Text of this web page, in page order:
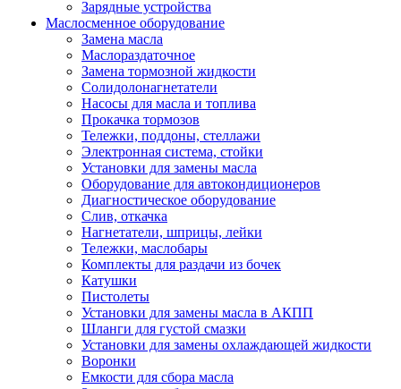
Зарядные устройства
Маслосменное оборудование
Замена масла
Маслораздаточное
Замена тормозной жидкости
Солидолонагнетатели
Насосы для масла и топлива
Прокачка тормозов
Тележки, поддоны, стеллажи
Электронная система, стойки
Установки для замены масла
Оборудование для автокондиционеров
Диагностическое оборудование
Слив, откачка
Нагнетатели, шприцы, лейки
Тележки, маслобары
Комплекты для раздачи из бочек
Катушки
Пистолеты
Установки для замены масла в АКПП
Шланги для густой смазки
Установки для замены охлаждающей жидкости
Воронки
Емкости для сбора масла